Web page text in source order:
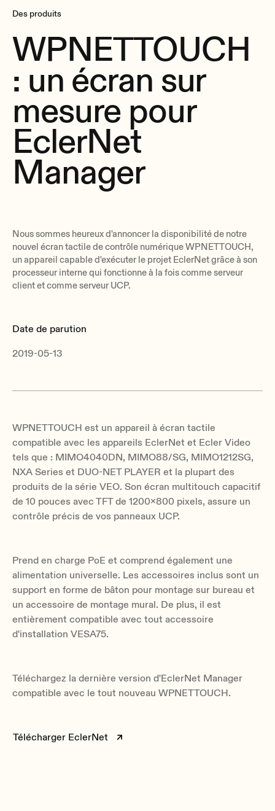
Des produits
WPNETTOUCH
: un écran sur
mesure pour
EclerNet
Manager
Nous sommes heureux d'annoncer la disponibilité de notre
nouvel écran tactile de contrôle numérique WPNETTOUCH,
un appareil capable d'exécuter le projet EclerNet grâce à son
processeur interne qui fonctionne à la fois comme serveur
client et comme serveur UCP.
Date de parution
2019-05-13
WPNETTOUCH est un appareil à écran tactile
compatible avec les appareils EclerNet et Ecler Video
tels que : MIMO4040DN, MIMO88/SG, MIMO1212SG,
NXA Series et DUO-NET PLAYER et la plupart des
produits de la série VEO. Son écran multitouch capacitif
de 10 pouces avec TFT de 1200x800 pixels, assure un
contrôle précis de vos panneaux UCP.
Prend en charge PoE et comprend également une
alimentation universelle. Les accessoires inclus sont un
support en forme de bâton pour montage sur bureau et
un accessoire de montage mural. De plus, il est
entièrement compatible avec tout accessoire
d'installation VESA75.
Téléchargez la dernière version d'EclerNet Manager
compatible avec le tout nouveau WPNETTOUCH.
Télécharger EclerNet